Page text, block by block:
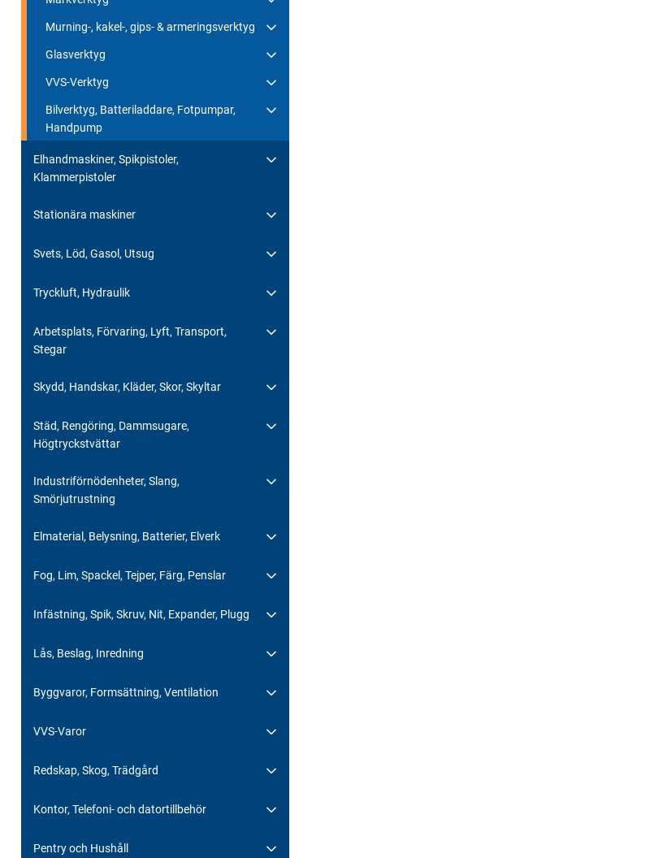
Murning-, kakel-, gips- & armeringsverktyg
Glasverktyg
VVS-Verktyg
Bilverktyg, Batteriladdare, Fotpumpar,
Handpump
Elhandmaskiner, Spikpistoler,
Klammerpistoler
Stationära maskiner
Svets, Löd, Gasol, Utsug
Tryckluft, Hydraulik
Arbetsplats, Förvaring, Lyft, Transport,
Stegar
Skydd, Handskar, Kläder, Skor, Skyltar
Städ, Rengöring, Dammsugare,
Högtryckstvättar
Industriförnödenheter, Slang,
Smörjutrustning
Elmaterial, Belysning, Batterier, Elverk
Fog, Lim, Spackel, Tejper, Färg, Penslar
Infästning, Spik, Skruv, Nit, Expander, Plugg
Lås, Beslag, Inredning
Byggvaror, Formsättning, Ventilation
VVS-Varor
Redskap, Skog, Trädgård
Kontor, Telefoni- och datortillbehör
Pentry och Hushåll